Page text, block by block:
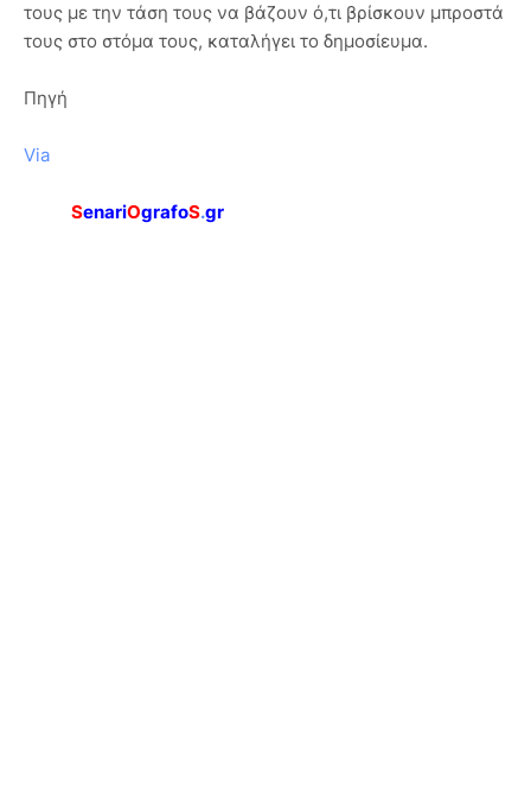
τους με την τάση τους να βάζουν ό,τι βρίσκουν μπροστά
τους στο στόμα τους, καταλήγει το δημοσίευμα.
Πηγή
Via
SenariOgrafoS.gr